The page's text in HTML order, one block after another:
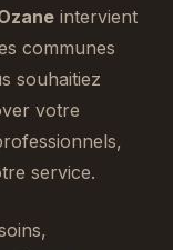
intervient
communes
souhaitiez
votre
service.